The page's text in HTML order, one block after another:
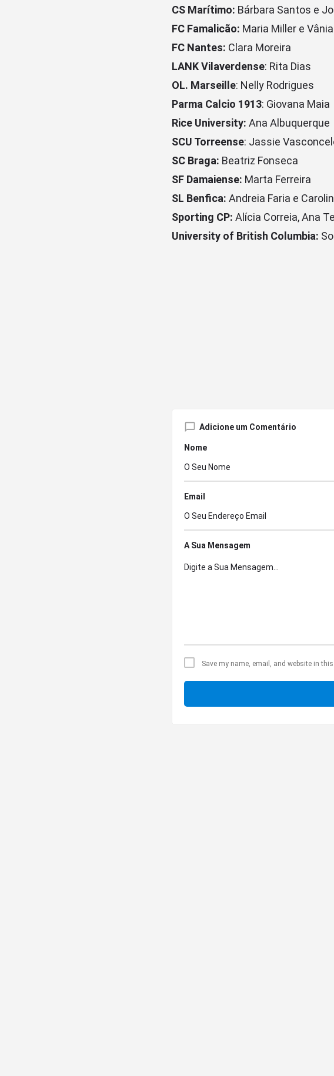
CS Marítimo: Bárbara Santos e
FC Famalicão: Maria Miller e
FC Nantes: Clara Moreira
LANK Vilaverdense: Rita Dias
OL. Marseille: Nelly Rodrigues
Parma Calcio 1913: Giovana Maia
Rice University: Ana Albuquerque
SCU Torreense: Jassie
SC Braga: Beatriz Fonseca
SF Damaiense: Marta Ferreira
SL Benfica: Andreia Faria e
Sporting CP: Alícia Correia, Ana
University of British Columbia:
Adicione um Comentário
Nome
Email
A Sua Mensagem
Save my name, email, and website in